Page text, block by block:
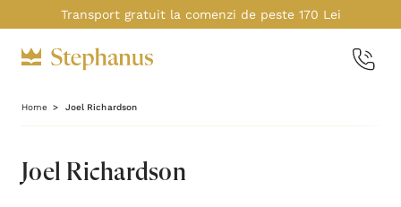
Transport gratuit la comenzi de peste 170 Lei
Home Joel Richardson
Joel Richardson